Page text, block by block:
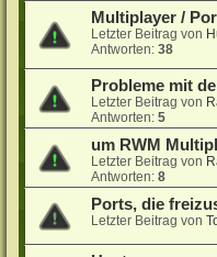
Multiplayer /
Letzter Beitrag von
Antworten:38
Probleme mit
Letzter Beitrag von
Antworten:5
um RWM
Letzter Beitrag von
Antworten:8
Ports, die
Letzter Beitrag von